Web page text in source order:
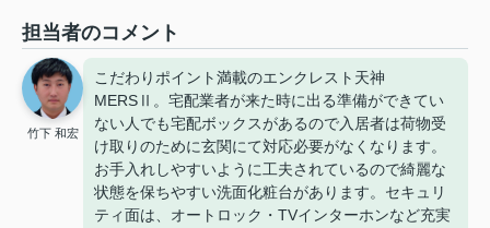
担当者のコメント
竹下 和宏
こだわりポイント満載のエンクレスト天神
MERSⅡ。宅配業者が来た時に出る準備ができてい
ない人でも宅配ボックスがあるので入居者は荷物受
け取りのために玄関にて対応必要がなくなります。
お手入れしやすいように工夫されているので綺麗な
状態を保ちやすい洗面化粧台があります。セキュリ
ティ面は、オートロック・TVインターホンなど充実